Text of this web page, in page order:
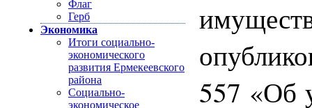
Флаг
Герб
Экономика
Итоги социально-
экономического
развития Ермекеевского
района
Социально-
экономическое
557 «Об